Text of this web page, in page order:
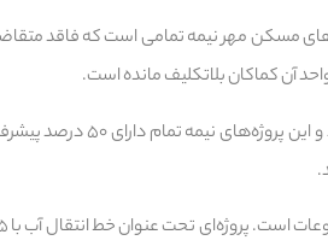
مسکن مهر نیمه تمامی است که فاقد
وی افزود: مقرر شده تا یک کمیته کار تشکیل شود و با فراخوان، سازندگان دعوت شوند و این پروژه‌های نیمه
معاون وزیر راه و